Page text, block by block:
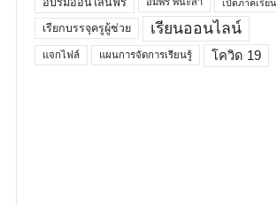
เปิดภาคเรียน
เรียกบรรจุครูผู้ช่วย เรียนออนไลน์
แจกไฟล์ แผนการจัดการเรียนรู้ โควิด 19